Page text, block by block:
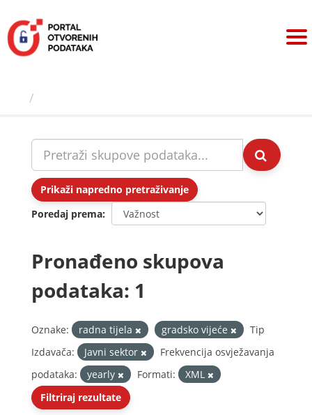
sadržaj
Prikaži napredno pretraživanje
Poredaj prema
Pronađeno skupova
podataka: 1
Oznake: radna tijela gradsko vijeće
Tip
Izdavača:
Javni sektor
Frekvencija osvježavanja
podataka:
yearly Formati:
XML
Filtriraj rezultate